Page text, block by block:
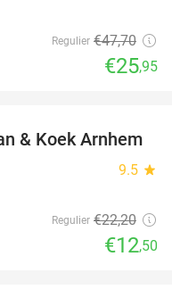
Regulier €47,70
€25,95
44%
& Koek Arnhem
9.5 star
Regulier €22,20
€12,50